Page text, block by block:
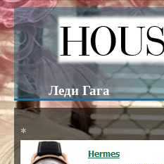
Леди Гага
*